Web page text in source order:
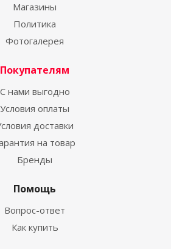
Магазины
Политика
Фотогалерея
Покупателям
С нами выгодно
Условия оплаты
доставки
на товар
Бренды
Помощь
Вопрос-ответ
Как купить